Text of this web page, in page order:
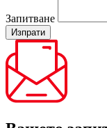
Запитване
Изпрати